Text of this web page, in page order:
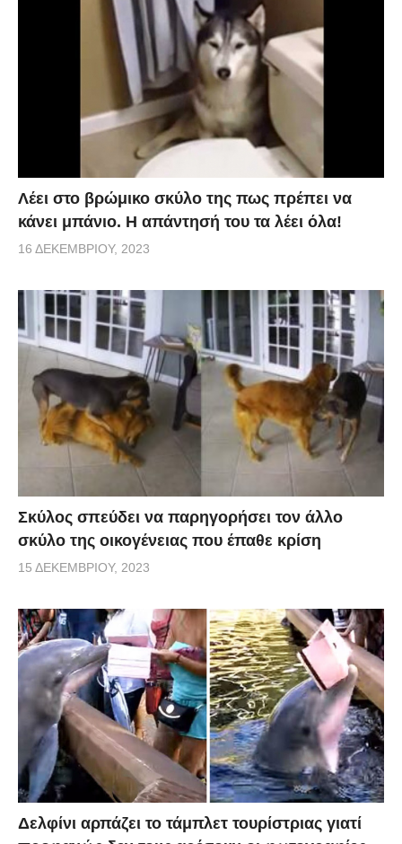
Λέει στο βρώμικο σκύλο της πως πρέπει να
κάνει μπάνιο. Η απάντησή του τα λέει όλα!
16 ΔΕΚΕΜΒΡΊΟΥ, 2023
Σκύλος σπεύδει να παρηγορήσει τον άλλο
σκύλο της οικογένειας που έπαθε κρίση
15 ΔΕΚΕΜΒΡΊΟΥ, 2023
Δελφίνι αρπάζει το τάμπλετ τουρίστριας γιατί